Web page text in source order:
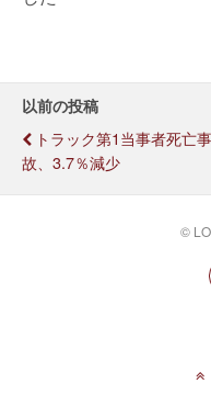
以前の投稿
トラック第1当事者死亡事
故、3.7％減少
©